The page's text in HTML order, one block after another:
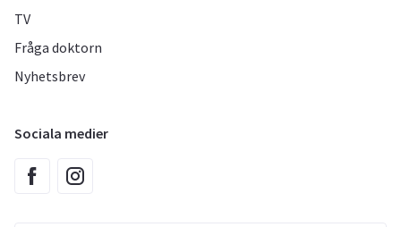
TV
Fråga doktorn
Nyhetsbrev
Sociala medier